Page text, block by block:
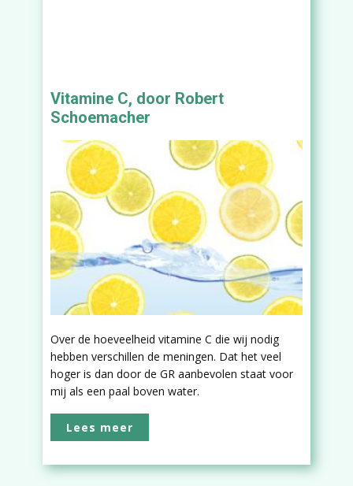
Vitamine C, door Robert
Schoemacher
Over de hoeveelheid vitamine C die wij nodig
hebben verschillen de meningen. Dat het veel
hoger is dan door de GR aanbevolen staat voor
mij als een paal boven water.
Lees meer